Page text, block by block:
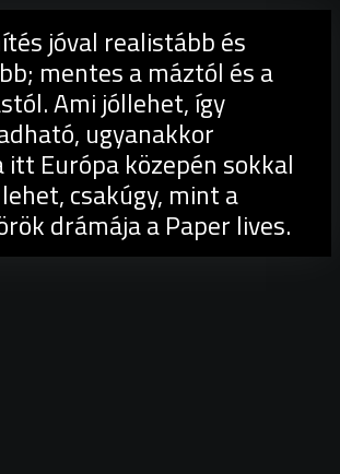
jóval realistább és
mentes a máztól és a
Ami jóllehet, így
ugyanakkor
Európa közepén sokkal
csakúgy, mint a
drámája a Paper lives.